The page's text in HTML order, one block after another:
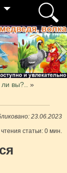
вы?..
»
23.06.2023
статьи: 0 мин.